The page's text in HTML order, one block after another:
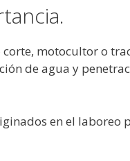
motocultor o
de agua y
en el laboreo